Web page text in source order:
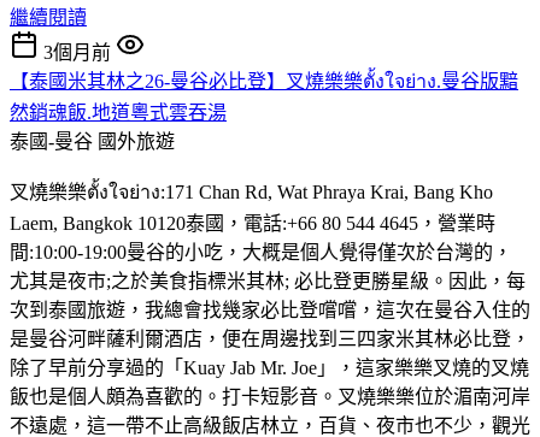
繼續閱讀
3個月前
【泰國米其林之26-曼谷必比登】叉燒樂樂ตั้งใจย่าง.曼谷版黯
然銷魂飯.地道粵式雲吞湯
泰國-曼谷 國外旅遊
叉燒樂樂ตั้งใจย่าง:171 Chan Rd, Wat Phraya Krai, Bang Kho
Laem, Bangkok 10120泰國，電話:+66 80 544 4645，營業時
間:10:00-19:00曼谷的小吃，大概是個人覺得僅次於台灣的，
尤其是夜市;之於美食指標米其林; 必比登更勝星級。因此，每
次到泰國旅遊，我總會找幾家必比登嚐嚐，這次在曼谷入住的
是曼谷河畔薩利爾酒店，便在周邊找到三四家米其林必比登，
除了早前分享過的「Kuay Jab Mr. Joe」，這家樂樂叉燒的叉燒
飯也是個人頗為喜歡的。打卡短影音。叉燒樂樂位於湄南河岸
不遠處，這一帶不止高級飯店林立，百貨、夜市也不少，觀光